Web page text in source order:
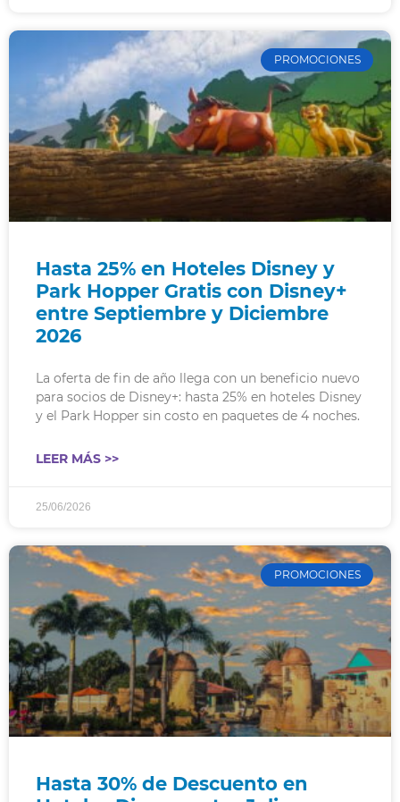
PROMOCIONES
Hasta 25% en Hoteles Disney y
Park Hopper Gratis con Disney+
entre Septiembre y Diciembre
2026
La oferta de fin de año llega con un beneficio nuevo
para socios de Disney+: hasta 25% en hoteles Disney
y el Park Hopper sin costo en paquetes de 4 noches.
LEER MÁS >>
25/06/2026
PROMOCIONES
Hasta 30% de Descuento en